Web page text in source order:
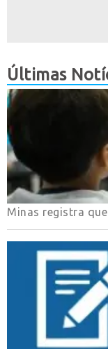
Últimas
Minas registra